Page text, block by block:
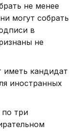
не менее
могут собрать
в
не
кандидат
иностранных
три